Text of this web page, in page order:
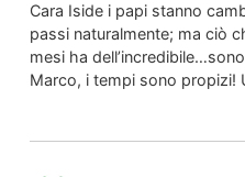
Cara Iside i papi stanno
passi naturalmente; ma ciò
mesi ha
Marco, i tempi sono propizi!